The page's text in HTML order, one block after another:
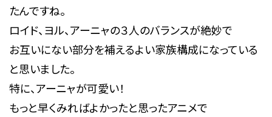
たんですね。
ロイド、ヨル、アーニャの３人のバランスが絶妙で
お互いにない部分を補えるよい家族構成になっている
と思いました。
特に、アーニャが可愛い！
もっと早くみればよかったと思ったアニメで